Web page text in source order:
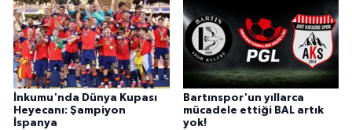
İnkumu'nda Dünya Kupası
Heyecanı: Şampiyon
İspanya
Bartınspor'un yıllarca
mücadele ettiği BAL artık
yok!